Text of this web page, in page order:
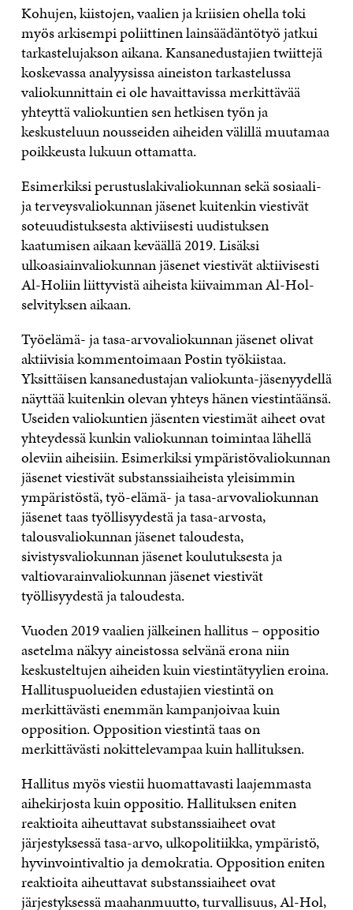
Kohujen, kiistojen, vaalien ja kriisien ohella toki
myös arkisempi poliittinen lainsäädäntötyö jatkui
tarkastelujakson aikana. Kansanedustajien twiittejä
koskevassa analyysissa aineiston tarkastelussa
valiokunnittain ei ole havaittavissa merkittävää
yhteyttä valiokuntien sen hetkisen työn ja
keskusteluun nousseiden aiheiden välillä muutamaa
poikkeusta lukuun ottamatta.
Esimerkiksi perustuslakivaliokunnan sekä sosiaali-
ja terveysvaliokunnan jäsenet kuitenkin viestivät
soteuudistuksesta aktiviisesti uudistuksen
kaatumisen aikaan keväällä 2019. Lisäksi
ulkoasiainvaliokunnan jäsenet viestivät aktiivisesti
Al-Holiin liittyvistä aiheista kiivaimman Al-Hol-
selvityksen aikaan.
Työelämä- ja tasa-arvovaliokunnan jäsenet olivat
aktiivisia kommentoimaan Postin työkiistaa.
Yksittäisen kansanedustajan valiokunta-jäsenyydellä
näyttää kuitenkin olevan yhteys hänen viestintäänsä.
Useiden valiokuntien jäsenten viestimät aiheet ovat
yhteydessä kunkin valiokunnan toimintaa lähellä
oleviin aiheisiin. Esimerkiksi ympäristövaliokunnan
jäsenet viestivät substanssiaiheista yleisimmin
ympäristöstä, työ-elämä- ja tasa-arvovaliokunnan
jäsenet taas työllisyydestä ja tasa-arvosta,
talousvaliokunnan jäsenet taloudesta,
sivistysvaliokunnan jäsenet koulutuksesta ja
valtiovarainvaliokunnan jäsenet viestivät
työllisyydestä ja taloudesta.
Vuoden 2019 vaalien jälkeinen hallitus – oppositio
asetelma näkyy aineistossa selvänä erona niin
keskusteltujen aiheiden kuin viestintätyylien eroina.
Hallituspuolueiden edustajien viestintä on
merkittävästi enemmän kampanjoivaa kuin
opposition. Opposition viestintä taas on
merkittävästi nokittelevampaa kuin hallituksen.
Hallitus myös viestii huomattavasti laajemmasta
aihekirjosta kuin oppositio. Hallituksen eniten
reaktioita aiheuttavat substanssiaiheet ovat
järjestyksessä tasa-arvo, ulkopolitiikka, ympäristö,
hyvinvointivaltio ja demokratia. Opposition eniten
reaktioita aiheuttavat substanssiaiheet ovat
järjestyksessä maahanmuutto, turvallisuus, Al-Hol,